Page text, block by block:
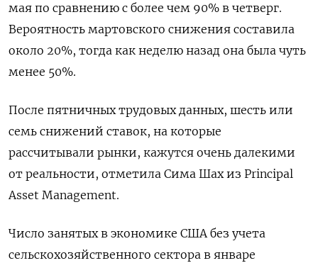
мая по сравнению с более чем 90% в четверг.
Вероятность мартовского снижения составила
около 20%, тогда как неделю назад она была чуть
менее 50%.
После пятничных трудовых данных, шесть или
семь снижений ставок, на которые
рассчитывали рынки, кажутся очень далекими
от реальности, отметила Сима Шах из Principal
Asset Management.
Число занятых в экономике США без учета
сельскохозяйственного сектора в январе